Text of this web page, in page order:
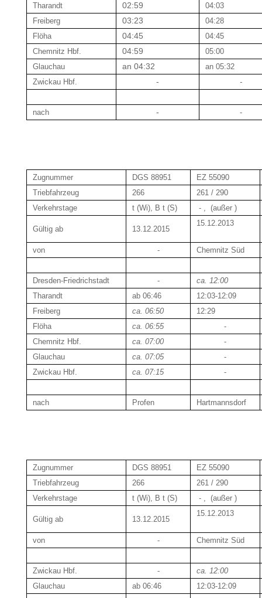
Tharandt
02:59
04:03
Freiberg
03:23
04:28
Flöha
04:45
04:45
Chemnitz Hbf.
04:59
05:00
Glauchau
an 04:32
an 05:32
Zwickau Hbf.
- -
nach - -
Zugnummer DGS 88951
EZ 55090
Triebfahrzeug
266
261 / 290
Verkehrstage
t (Wi), B t (S) - , (außer )
Gültig ab 13.12.2015
15.12.2013
von - Chemnitz Süd
Dresden-Friedrichstadt -
ca. 12:00
Tharandt
ab 06:46
12:03-12:09
Freiberg
ca. 06:50
12:29
Flöha
ca. 06:55
-
Chemnitz Hbf.
ca. 07:00
-
Glauchau
ca. 07:05
-
Zwickau Hbf.
ca. 07:15 -
nach Profen Hartmannsdorf
Zugnummer DGS 88951
EZ 55090
Triebfahrzeug
266
261 / 290
Verkehrstage
t (Wi), B t (S) - , (außer )
Gültig ab 13.12.2015
15.12.2013
von - Chemnitz Süd
Zwickau Hbf. -
ca. 12:00
Glauchau
ab 06:46
12:03-12:09